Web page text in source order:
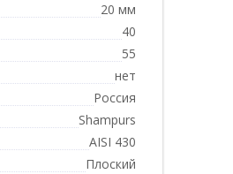
20 мм
40
55
нет
Россия
Shampurs
AISI 430
Плоский